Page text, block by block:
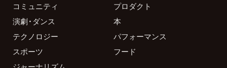
コミュニティ
プロダクト
演劇・ダンス
本
テクノロジー
パフォーマンス
スポーツ
フード